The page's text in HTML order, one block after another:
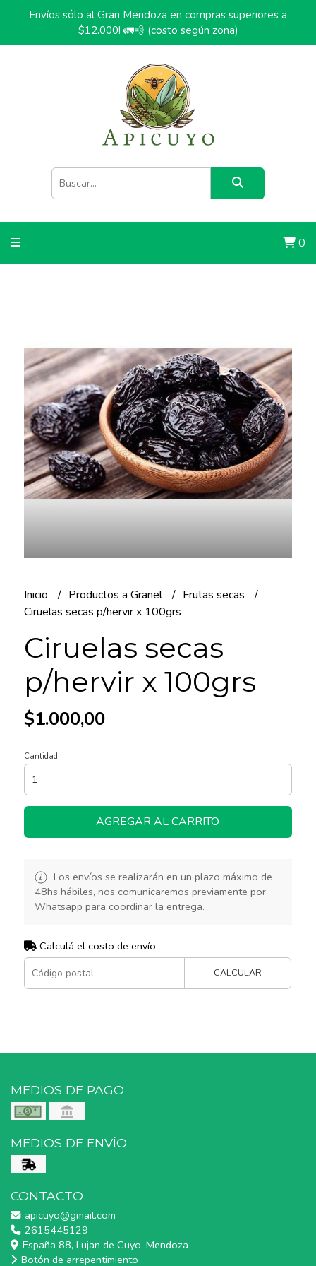
Envíos sólo al Gran Mendoza en compras superiores a
$12.000! 🚛💨 (costo según zona)
0
Inicio Productos a Granel
Frutas secas
Ciruelas secas p/hervir x 100grs
Ciruelas secas
p/hervir x 100grs
$1.000,00
Cantidad
AGREGAR AL CARRITO
Los envíos se realizarán en un plazo máximo de
48hs hábiles, nos comunicaremos previamente por
Whatsapp para coordinar la entrega.
Calculá el costo de envío
CALCULAR
MEDIOS DE PAGO
MEDIOS DE ENVÍO
CONTACTO
apicuyo@gmail.com
2615445129
España 88, Lujan de Cuyo, Mendoza
Botón de arrepentimiento